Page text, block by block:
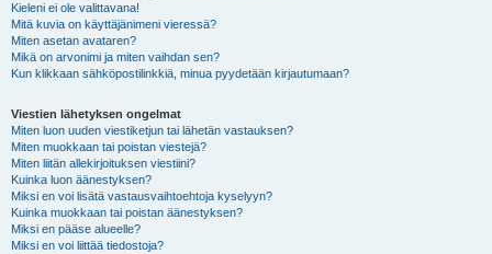
Kieleni ei ole valittavana!
Mitä kuvia on käyttäjänimeni vieressä?
Miten asetan avataren?
Mikä on arvonimi ja miten vaihdan sen?
Kun klikkaan sähköpostilinkkiä, minua pyydetään kirjautumaan?
Viestien lähetyksen ongelmat
Miten luon uuden viestiketjun tai lähetän vastauksen?
Miten muokkaan tai poistan viestejä?
Miten liitän allekirjoituksen viestiini?
Kuinka luon äänestyksen?
Miksi en voi lisätä vastausvaihtoehtoja kyselyyn?
Kuinka muokkaan tai poistan äänestyksen?
Miksi en pääse alueelle?
Miksi en voi liittää tiedostoja?